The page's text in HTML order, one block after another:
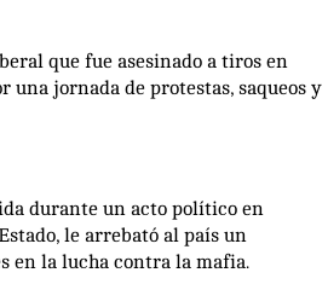
que fue asesinado a tiros en
una jornada de protestas, saqueos y
durante un acto político en
le arrebató al país un
en la lucha contra la mafia.